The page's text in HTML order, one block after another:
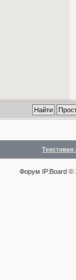
Текстовая
Форум IP.Board ©